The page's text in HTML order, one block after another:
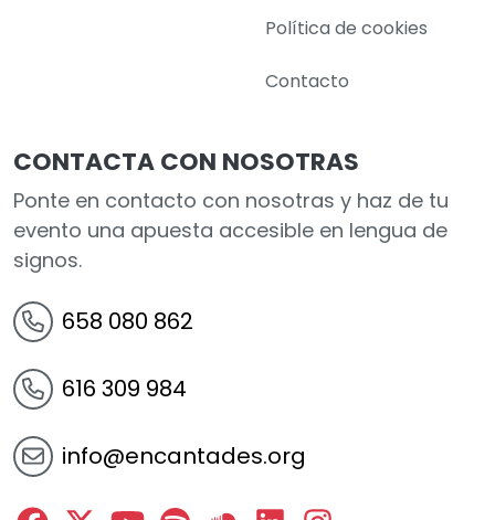
Política de cookies
Contacto
CONTACTA CON NOSOTRAS
Ponte en contacto con nosotras y haz de tu
evento una apuesta accesible en lengua de
signos.
658 080 862
616 309 984
info@encantades.org